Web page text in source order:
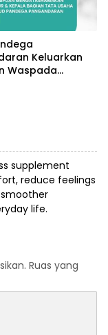
Keluarkan
Waspada
supplement
reduce feelings
life.
Ruas yang